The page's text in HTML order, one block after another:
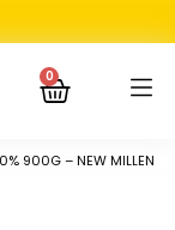
0
900G – NEW MILLEN